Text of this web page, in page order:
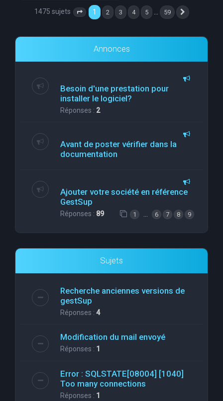
1475 sujets Page 1 sur 59
1 2 3 4 5 59
Annonces
Besoin d'une prestation pour
installer le logiciel?
Réponses : 2
Avant de poster vérifier dans la
documentation
Ajouter votre société en référence
GestSup
Réponses : 89 1 6 7 8 9
Sujets
Recherche anciennes versions de
gestSup
Réponses : 4
Modification du mail envoyé
Réponses : 1
Error : SQLSTATE[08004] [1040]
Too many connections
Réponses : 1